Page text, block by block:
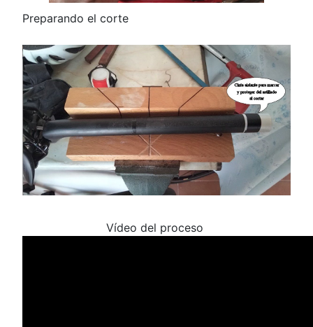
Preparando el corte
Vídeo del proceso